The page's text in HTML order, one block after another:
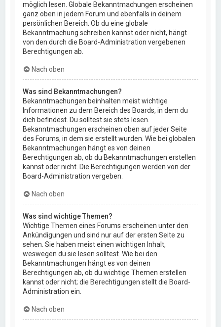
möglich lesen. Globale Bekanntmachungen erscheinen
ganz oben in jedem Forum und ebenfalls in deinem
persönlichen Bereich. Ob du eine globale
Bekanntmachung schreiben kannst oder nicht, hängt
von den durch die Board-Administration vergebenen
Berechtigungen ab.
Nach oben
Was sind Bekanntmachungen?
Bekanntmachungen beinhalten meist wichtige
Informationen zu dem Bereich des Boards, in dem du
dich befindest. Du solltest sie stets lesen.
Bekanntmachungen erscheinen oben auf jeder Seite
des Forums, in dem sie erstellt wurden. Wie bei globalen
Bekanntmachungen hängt es von deinen
Berechtigungen ab, ob du Bekanntmachungen erstellen
kannst oder nicht. Die Berechtigungen werden von der
Board-Administration vergeben.
Nach oben
Was sind wichtige Themen?
Wichtige Themen eines Forums erscheinen unter den
Ankündigungen und sind nur auf der ersten Seite zu
sehen. Sie haben meist einen wichtigen Inhalt,
weswegen du sie lesen solltest. Wie bei den
Bekanntmachungen hängt es von deinen
Berechtigungen ab, ob du wichtige Themen erstellen
kannst oder nicht; die Berechtigungen stellt die Board-
Administration ein.
Nach oben